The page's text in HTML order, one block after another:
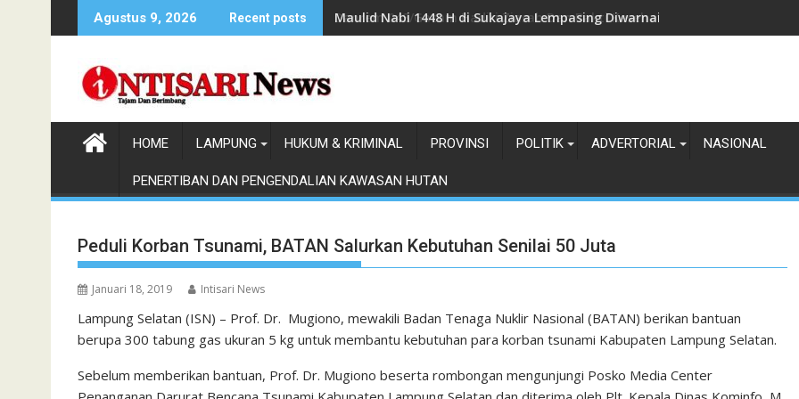
to
Agustus 9, 2026 Recent posts Danrem 043/Gatam Hadiri Ziarah Dan Bakti Kesehatan HUT Ke-1 Kodam
HOME LAMPUNG HUKUM & KRIMINAL PROVINSI POLITIK ADVERTORIAL NASIONAL
PENERTIBAN DAN PENGENDALIAN KAWASAN HUTAN
Peduli Korban Tsunami, BATAN Salurkan Kebutuhan Senilai 50 Juta
Januari 18, 2019 Intisari News
Lampung Selatan (ISN) – Prof. Dr. Mugiono, mewakili Badan Tenaga Nuklir Nasional (BATAN) berikan bantuan
berupa 300 tabung gas ukuran 5 kg untuk membantu kebutuhan para korban tsunami Kabupaten Lampung Selatan.
Sebelum memberikan bantuan, Prof. Dr. Mugiono beserta rombongan mengunjungi Posko Media Center